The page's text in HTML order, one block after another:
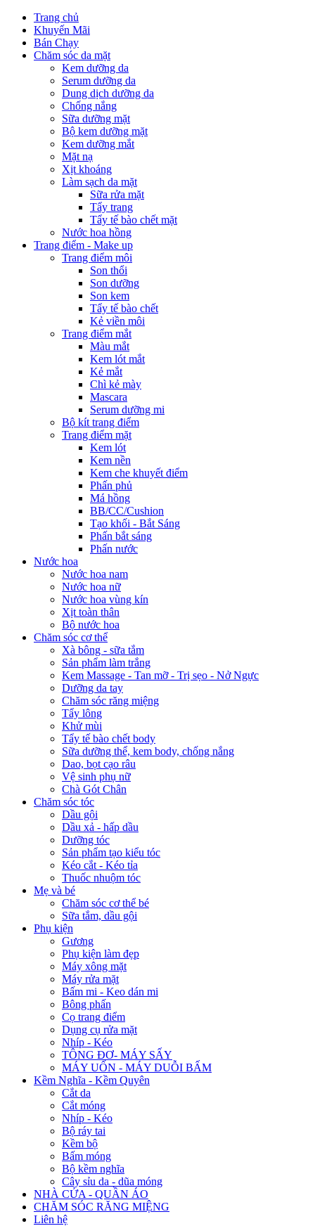
Trang chủ
Khuyến Mãi
Bán Chạy
Chăm sóc da mặt
Kem dưỡng da
Serum dưỡng da
Dung dịch dưỡng da
Chống nắng
Sữa dưỡng mặt
Bộ kem dưỡng mặt
Kem dưỡng mắt
Mặt nạ
Xịt khoáng
Làm sạch da mặt
Sữa rửa mặt
Tẩy trang
Tẩy tế bào chết mặt
Nước hoa hồng
Trang điểm - Make up
Trang điểm môi
Son thổi
Son dưỡng
Son kem
Tẩy tế bào chết
Kẻ viền môi
Trang điểm mắt
Màu mắt
Kem lót mắt
Kẻ mắt
Chì kẻ mày
Mascara
Serum dưỡng mi
Bộ kít trang điểm
Trang điểm mặt
Kem lót
Kem nền
Kem che khuyết điểm
Phấn phủ
Má hồng
BB/CC/Cushion
Tạo khối - Bắt Sáng
Phấn bắt sáng
Phấn nước
Nước hoa
Nước hoa nam
Nước hoa nữ
Nước hoa vùng kín
Xịt toàn thân
Bộ nước hoa
Chăm sóc cơ thể
Xà bông - sữa tắm
Sản phẩm làm trắng
Kem Massage - Tan mỡ - Trị sẹo - Nở Ngực
Dưỡng da tay
Chăm sóc răng miệng
Tẩy lông
Khử mùi
Tẩy tế bào chết body
Sữa dưỡng thể, kem body, chống nắng
Dao, bọt cạo râu
Vệ sinh phụ nữ
Chà Gót Chân
Chăm sóc tóc
Dầu gội
Dầu xả - hấp dầu
Dưỡng tóc
Sản phẩm tạo kiểu tóc
Kéo cắt - Kéo tỉa
Thuốc nhuộm tóc
Mẹ và bé
Chăm sóc cơ thể bé
Sữa tắm, dầu gội
Phụ kiện
Gương
Phụ kiện làm đẹp
Máy xông mặt
Máy rửa mặt
Bấm mi - Keo dán mi
Bông phấn
Cọ trang điểm
Dụng cụ rửa mặt
Nhíp - Kéo
TÔNG ĐƠ- MÁY SẤY
MÁY UỐN - MÁY DUỖI BẤM
Kềm Nghĩa - Kềm Quyên
Cắt da
Cắt móng
Nhíp - Kéo
Bộ ráy tai
Kềm bộ
Bấm móng
Bộ kềm nghĩa
Cây sỉu da - dũa móng
NHÀ CỬA - QUẦN ÁO
CHĂM SÓC RĂNG MIỆNG
Liên hệ